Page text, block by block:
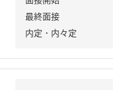
最終面接
内定・内々定